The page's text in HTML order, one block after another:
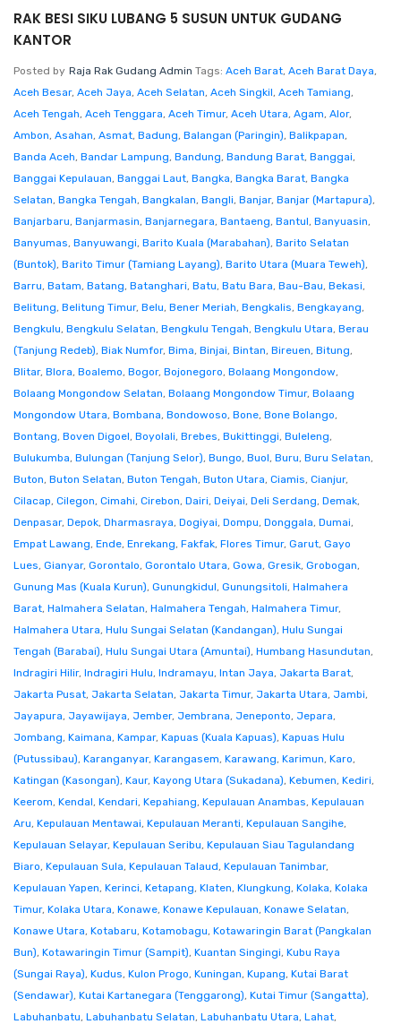
RAK BESI SIKU LUBANG 5 SUSUN UNTUK GUDANG
KANTOR
Posted by Raja Rak Gudang Admin Tags: Aceh Barat, Aceh Barat Daya,
Aceh Besar, Aceh Jaya, Aceh Selatan, Aceh Singkil, Aceh Tamiang,
Aceh Tengah, Aceh Tenggara, Aceh Timur, Aceh Utara, Agam, Alor,
Ambon, Asahan, Asmat, Badung, Balangan (Paringin), Balikpapan,
Banda Aceh, Bandar Lampung, Bandung, Bandung Barat, Banggai,
Banggai Kepulauan, Banggai Laut, Bangka, Bangka Barat, Bangka
Selatan, Bangka Tengah, Bangkalan, Bangli, Banjar, Banjar (Martapura),
Banjarbaru, Banjarmasin, Banjarnegara, Bantaeng, Bantul, Banyuasin,
Banyumas, Banyuwangi, Barito Kuala (Marabahan), Barito Selatan
(Buntok), Barito Timur (Tamiang Layang), Barito Utara (Muara Teweh),
Barru, Batam, Batang, Batanghari, Batu, Batu Bara, Bau-Bau, Bekasi,
Belitung, Belitung Timur, Belu, Bener Meriah, Bengkalis, Bengkayang,
Bengkulu, Bengkulu Selatan, Bengkulu Tengah, Bengkulu Utara, Berau
(Tanjung Redeb), Biak Numfor, Bima, Binjai, Bintan, Bireuen, Bitung,
Blitar, Blora, Boalemo, Bogor, Bojonegoro, Bolaang Mongondow,
Bolaang Mongondow Selatan, Bolaang Mongondow Timur, Bolaang
Mongondow Utara, Bombana, Bondowoso, Bone, Bone Bolango,
Bontang, Boven Digoel, Boyolali, Brebes, Bukittinggi, Buleleng,
Bulukumba, Bulungan (Tanjung Selor), Bungo, Buol, Buru, Buru Selatan,
Buton, Buton Selatan, Buton Tengah, Buton Utara, Ciamis, Cianjur,
Cilacap, Cilegon, Cimahi, Cirebon, Dairi, Deiyai, Deli Serdang, Demak,
Denpasar, Depok, Dharmasraya, Dogiyai, Dompu, Donggala, Dumai,
Empat Lawang, Ende, Enrekang, Fakfak, Flores Timur, Garut, Gayo
Lues, Gianyar, Gorontalo, Gorontalo Utara, Gowa, Gresik, Grobogan,
Gunung Mas (Kuala Kurun), Gunungkidul, Gunungsitoli, Halmahera
Barat, Halmahera Selatan, Halmahera Tengah, Halmahera Timur,
Halmahera Utara, Hulu Sungai Selatan (Kandangan), Hulu Sungai
Tengah (Barabai), Hulu Sungai Utara (Amuntai), Humbang Hasundutan,
Indragiri Hilir, Indragiri Hulu, Indramayu, Intan Jaya, Jakarta Barat,
Jakarta Pusat, Jakarta Selatan, Jakarta Timur, Jakarta Utara, Jambi,
Jayapura, Jayawijaya, Jember, Jembrana, Jeneponto, Jepara,
Jombang, Kaimana, Kampar, Kapuas (Kuala Kapuas), Kapuas Hulu
(Putussibau), Karanganyar, Karangasem, Karawang, Karimun, Karo,
Katingan (Kasongan), Kaur, Kayong Utara (Sukadana), Kebumen, Kediri,
Keerom, Kendal, Kendari, Kepahiang, Kepulauan Anambas, Kepulauan
Aru, Kepulauan Mentawai, Kepulauan Meranti, Kepulauan Sangihe,
Kepulauan Selayar, Kepulauan Seribu, Kepulauan Siau Tagulandang
Biaro, Kepulauan Sula, Kepulauan Talaud, Kepulauan Tanimbar,
Kepulauan Yapen, Kerinci, Ketapang, Klaten, Klungkung, Kolaka, Kolaka
Timur, Kolaka Utara, Konawe, Konawe Kepulauan, Konawe Selatan,
Konawe Utara, Kotabaru, Kotamobagu, Kotawaringin Barat (Pangkalan
Bun), Kotawaringin Timur (Sampit), Kuantan Singingi, Kubu Raya
(Sungai Raya), Kudus, Kulon Progo, Kuningan, Kupang, Kutai Barat
(Sendawar), Kutai Kartanegara (Tenggarong), Kutai Timur (Sangatta),
Labuhanbatu, Labuhanbatu Selatan, Labuhanbatu Utara, Lahat,